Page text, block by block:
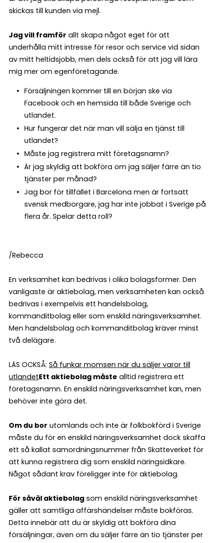
skickas till kunden via mejl.
Jag vill framför allt skapa något eget för att
underhålla mitt intresse för resor och service vid sidan
av mitt heltidsjobb, men dels också för att jag vill lära
mig mer om egenföretagande.
Försäljningen kommer till en början ske via
Facebook och en hemsida till både Sverige och
utlandet.
Hur fungerar det när man vill sälja en tjänst till
utlandet?
Måste jag registrera mitt företagsnamn?
Är jag skyldig att bokföra om jag säljer färre än tio
tjänster per månad?
Jag bor för tillfället i Barcelona men är fortsatt
svensk medborgare, jag har inte jobbat i Sverige på
flera år. Spelar detta roll?
/Rebecca
En verksamhet kan bedrivas i olika bolagsformer. Den
vanligaste är aktiebolag, men verksamheten kan också
bedrivas i exempelvis ett handelsbolag,
kommanditbolag eller som enskild näringsverksamhet.
Men handelsbolag och kommanditbolag kräver minst
två delägare.
LÄS OCKSÅ: Så funkar momsen när du säljer varor till
utlandetEtt aktiebolag måste alltid registrera ett
företagsnamn. En enskild näringsverksamhet kan, men
behöver inte göra det.
Om du bor utomlands och inte är folkbokförd i Sverige
måste du för en enskild näringsverksamhet dock skaffa
ett så kallat samordningsnummer från Skatteverket för
att kunna registrera dig som enskild näringsidkare.
Något sådant krav föreligger inte för aktiebolag.
För såväl aktiebolag som enskild näringsverksamhet
gäller att samtliga affärshändelser måste bokföras.
Detta innebär att du är skyldig att bokföra dina
försäljningar, även om du säljer färre än tio tjänster per